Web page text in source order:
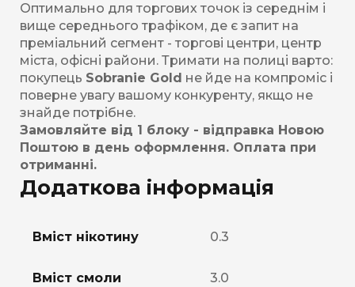
Оптимально для торгових точок із середнім і
вище середнього трафіком, де є запит на
преміальний сегмент - торгові центри, центр
міста, офісні райони. Тримати на полиці варто:
покупець Sobranie Gold не йде на компроміс і
поверне увагу вашому конкуренту, якщо не
знайде потрібне.
Замовляйте від 1 блоку - відправка Новою
Поштою в день оформлення. Оплата при
отриманні.
Додаткова інформація
Вміст нікотину 0.3
Вміст смоли 3.0